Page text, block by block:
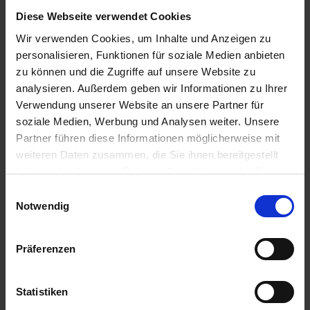
Diese Webseite verwendet Cookies
Wir verwenden Cookies, um Inhalte und Anzeigen zu
personalisieren, Funktionen für soziale Medien anbieten
zu können und die Zugriffe auf unsere Website zu
analysieren. Außerdem geben wir Informationen zu Ihrer
Verwendung unserer Website an unsere Partner für
soziale Medien, Werbung und Analysen weiter. Unsere
Partner führen diese Informationen möglicherweise mit
weiteren Daten zusammen, die Sie ihnen bereitgestellt
haben oder die sie im Rahmen Ihrer Nutzung der Dienste
Notwendig
Präferenzen
Statistiken
zzgl. MwSt.
8,88 € / St
IN DEN
WARENKORB
zzgl. MwSt.
1,95 € / St
IN DEN
WARENKORB
Anmelden für Ihren persönlichen Preis
15,73 € / St
15,73 €pro 1 Stück
ab Mittwoch, 12. August 2026